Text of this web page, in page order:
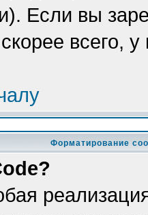
Если вы
скорее всего,
Форматирование